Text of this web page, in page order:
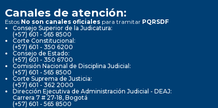
Canales de atención:
Estos No son canales oficiales para tramitar PQRSDF
Consejo Superior de la Judicatura:
(+57) 601 - 565 8500
Corte Constitucional:
(+57) 601 - 350 6200
Consejo de Estado:
(+57) 601 - 350 6700
Comisión Nacional de Disciplina Judicial:
(+57) 601 - 565 8500
Corte Suprema de Justicia:
(+57) 601 - 362 2000
Dirección Ejecutiva de Administración Judicial - DEAJ:
Carrera 7 # 27-18, Bogotá
(+57) 601 - 565 8500